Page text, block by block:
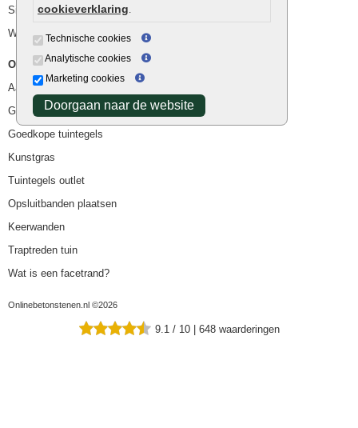
cookieverklaring.
Technische cookies
Analytische cookies
Marketing cookies
Doorgaan naar de website
Siergrind en siersplit
Waterafvoer
Overig
Aanbiedingen
Goedkope bestrating
Goedkope tuintegels
Kunstgras
Tuintegels outlet
Opsluitbanden plaatsen
Keerwanden
Traptreden tuin
Wat is een facetrand?
Onlinebetonstenen.nl ©2026
9.1 / 10 | 648 waarderingen